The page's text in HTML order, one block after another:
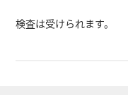
検査は受けられます。